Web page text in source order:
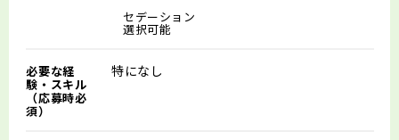
セデーション
選択可能
必要な経
験・スキル
（応募時必
須）
特になし